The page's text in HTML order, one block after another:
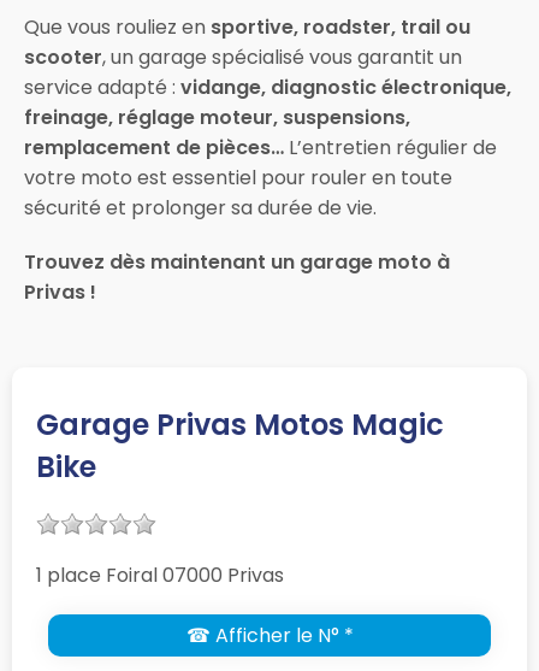
Que vous rouliez en sportive, roadster, trail ou
scooter, un garage spécialisé vous garantit un
service adapté : vidange, diagnostic électronique,
freinage, réglage moteur, suspensions,
remplacement de pièces… L’entretien régulier de
votre moto est essentiel pour rouler en toute
sécurité et prolonger sa durée de vie.
Trouvez dès maintenant un garage moto à
Privas !
Garage Privas Motos Magic
Bike
1 place Foiral 07000 Privas
☎ Afficher le N° *